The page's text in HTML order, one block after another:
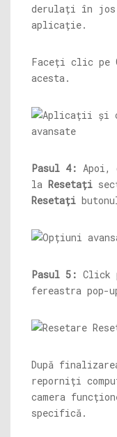
derulați în
aplicație.
Faceți clic pe
acesta.
Pasul 4:
la Resetați
Resetați
Pasul 5: Click
fereastra pop-
După
reporniți
camera
specifică.